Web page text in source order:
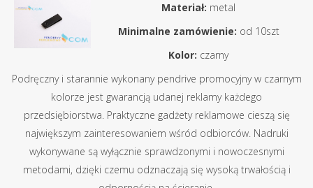
Materiał: metal
Minimalne zamówienie: od 10szt
Kolor: czarny
Podręczny i starannie wykonany pendrive promocyjny w czarnym
kolorze jest gwarancją udanej reklamy każdego
przedsiębiorstwa. Praktyczne gadżety reklamowe cieszą się
największym zainteresowaniem wśród odbiorców. Nadruki
wykonywane są wyłącznie sprawdzonymi i nowoczesnymi
metodami, dzięki czemu odznaczają się wysoką trwałością i